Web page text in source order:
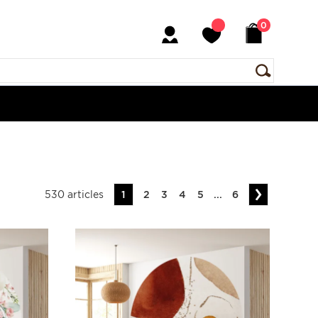
0
530 articles 1 2 3 4 5 ... 6